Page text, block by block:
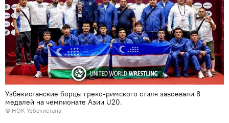
Узбекистанские борцы греко-римского стиля завоевали 8
медалей на чемпионате Азии U20.
© НОК Узбекистана